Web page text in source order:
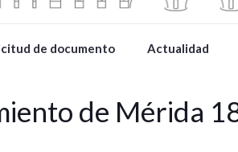
de documento Actualidad
de Mérida